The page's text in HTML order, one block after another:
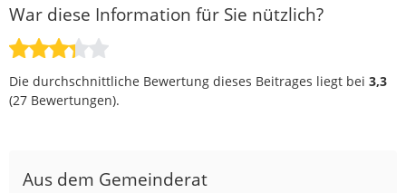
War diese Information für Sie nützlich?
Die durchschnittliche Bewertung dieses Beitrages liegt bei 3,3
(27 Bewertungen).
Aus dem Gemeinderat